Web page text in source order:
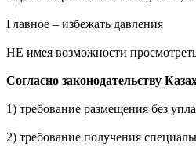
Главное – избежать давления
НЕ имея возможности
Согласно законодательству
1) требование размещения без
2) требование получения